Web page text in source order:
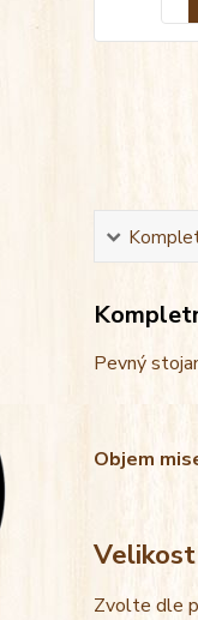
Pevný
Objem
Zvolte dle